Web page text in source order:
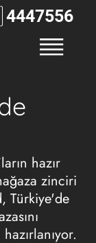
444RKLM
hazır
zinciri
Türkiye'de